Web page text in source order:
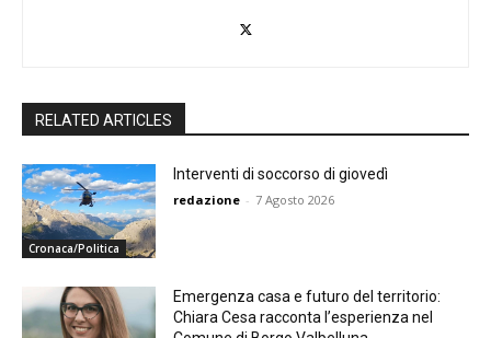
RELATED ARTICLES
Cronaca/Politica
Interventi di soccorso di giovedì
redazione - 7 Agosto 2026
Emergenza casa e futuro del territorio:
Chiara Cesa racconta l’esperienza nel